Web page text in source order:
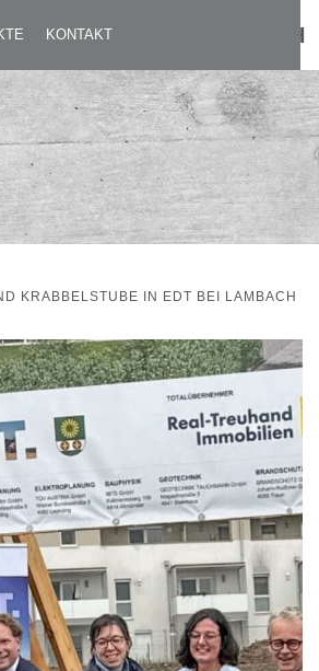
KONTAKTIN EDT BEI LAMBACH
KRABBELSTUBE IN EDT BEI LAMBACH